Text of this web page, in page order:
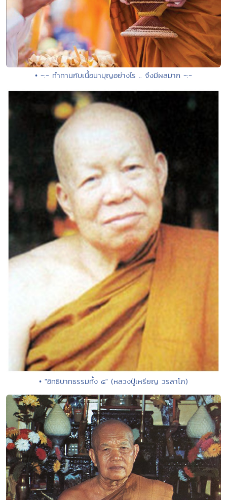
• -:- ทำทานกับเนื้อนาบุญอย่างไร .. จึงมีผลมาก -:-
• "อิทธิบาทธรรมทั้ง ๔" (หลวงปู่เหรียญ วรลาโภ)